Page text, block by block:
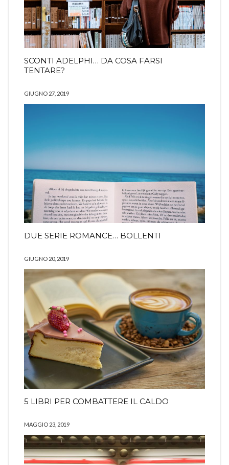
SCONTI ADELPHI… DA COSA FARSI
TENTARE?
GIUGNO 27, 2019
DUE SERIE ROMANCE… BOLLENTI
GIUGNO 20, 2019
5 LIBRI PER COMBATTERE IL CALDO
MAGGIO 23, 2019